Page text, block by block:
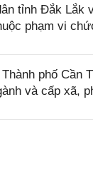
tỉnh Đắk Lắk
phạm vi
phố
và cấp xã,